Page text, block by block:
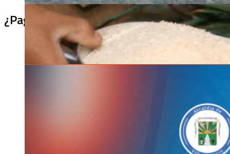
¿Pagaron menos de lo permitido por el